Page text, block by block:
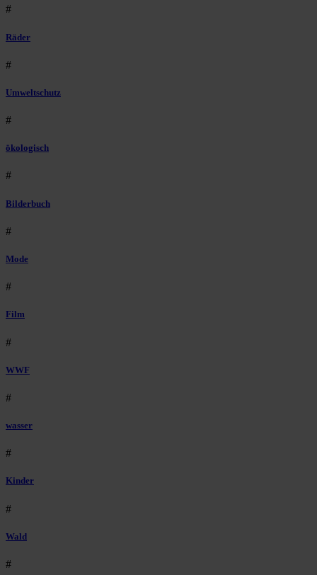
#
Räder
#
Umweltschutz
#
ökologisch
#
Bilderbuch
#
Mode
#
Film
#
WWF
#
wasser
#
Kinder
#
Wald
#